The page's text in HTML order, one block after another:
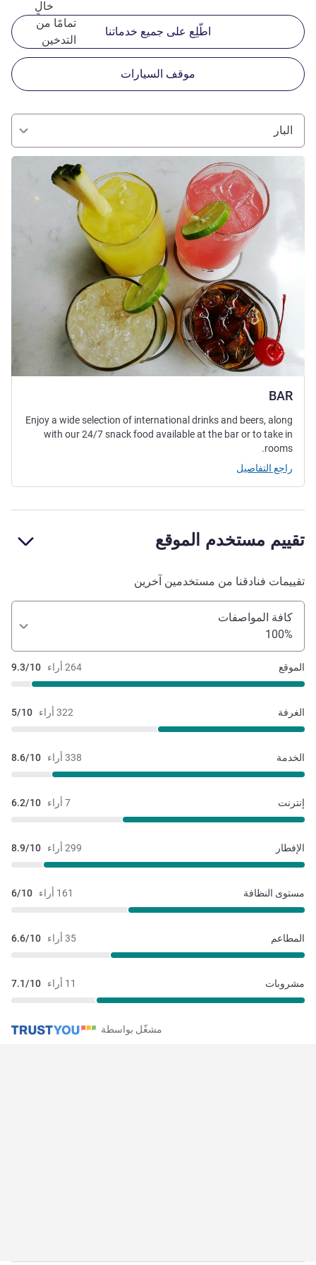
خالٍ
تمامًا من
التدخين
اطّلِع على جميع خدماتنا
موقف السيارات
البار
BAR
راجع التفاصيل
Enjoy a wide selection of international drinks and beers, along
with our 24/7 snack food available at the bar or to take in
rooms.
راجع التفاصيل
تقييم مستخدم الموقع
تقييمات فنادقنا من مستخدمين آخرين
كافة المواصفات
100%
264 أراء 9.3/10 الموقع
322 أراء 5/10 الغرفة
338 أراء 8.6/10 الخدمة
7 أراء 6.2/10 إنترنت
299 أراء 8.9/10 الإفطار
161 أراء 6/10 مستوى النظافة
35 أراء 6.6/10 المطاعم
11 أراء 7.1/10 مشروبات
مشغّل بواسطة